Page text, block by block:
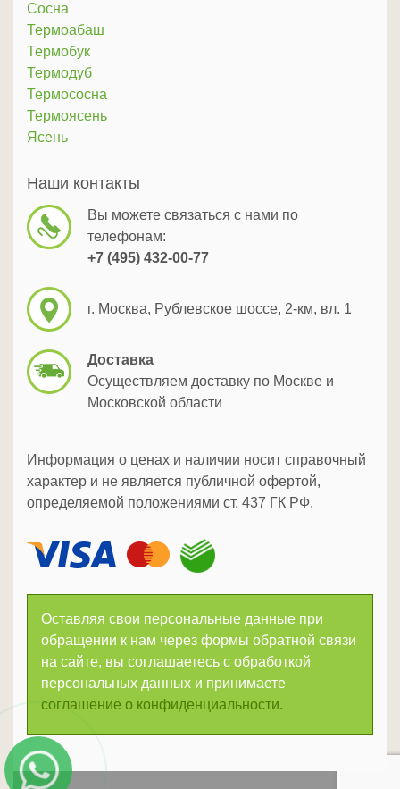
Сосна
Термоабаш
Термобук
Термодуб
Термососна
Термоясень
Ясень
Наши контакты
Вы можете связаться с нами по
телефонам:
+7 (495) 432-00-77
г. Москва, Рублевское шоссе, 2-км, вл. 1
Доставка
Осуществляем доставку по Москве и
Московской области
Информация о ценах и наличии носит справочный
характер и не является публичной офертой,
определяемой положениями ст. 437 ГК РФ.
Оставляя свои персональные данные при
обращении к нам через формы обратной связи
на сайте, вы соглашаетесь с обработкой
персональных данных и принимаете
соглашение о конфиденциальности.